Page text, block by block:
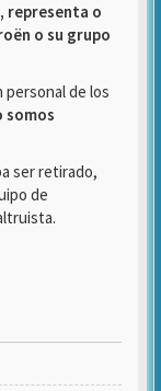
representa o
o su grupo
personal de los
somos
ser retirado,
de